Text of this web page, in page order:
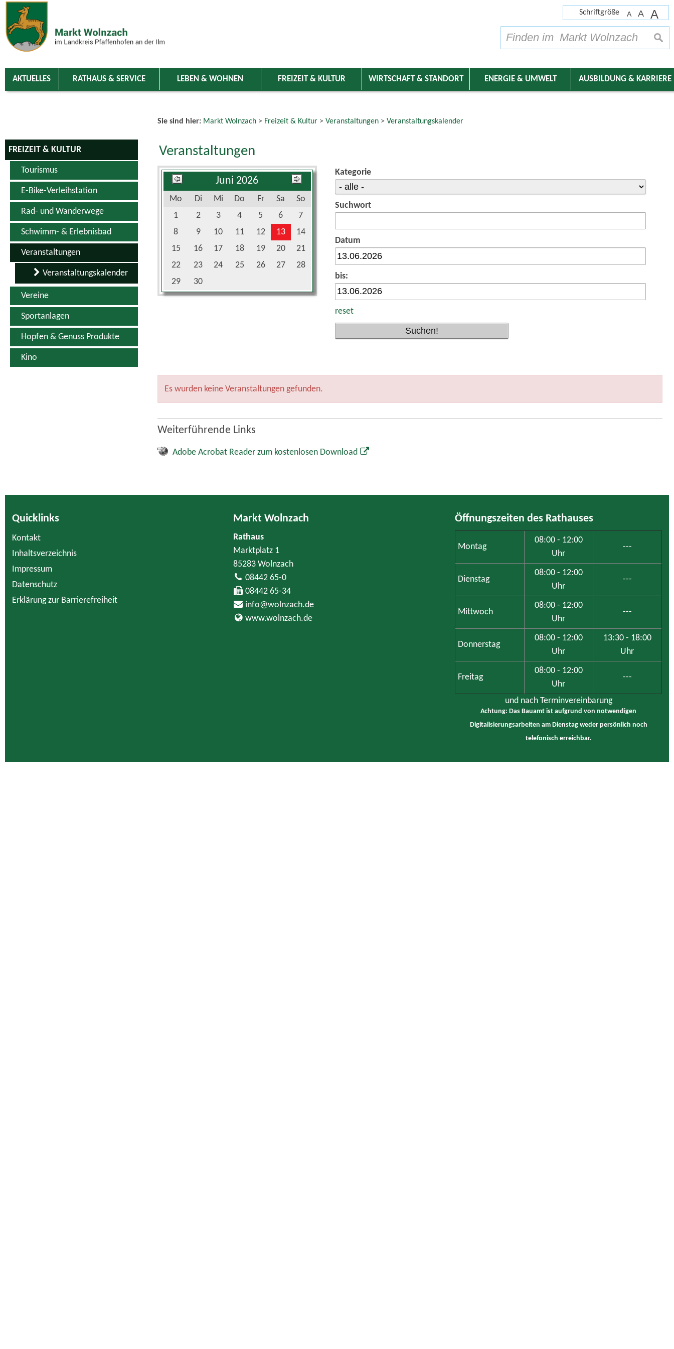
Zum Inhalt zur Navigation
Schriftgröße A A A
AKTUELLES RATHAUS & SERVICE LEBEN & WOHNEN FREIZEIT & KULTUR WIRTSCHAFT & STANDORT ENERGIE & UMWELT AUSBILDUNG & KARRIERE
FREIZEIT & KULTUR
Tourismus
E-Bike-Verleihstation
Rad- und Wanderwege
Schwimm- & Erlebnisbad
Veranstaltungen
Veranstaltungskalender
Vereine
Sportanlagen
Hopfen & Genuss Produkte
Kino
Sie sind hier: Markt Wolnzach> Freizeit & Kultur> Veranstaltungen> Veranstaltungskalender
Veranstaltungen
Juni 2026
Mo Di Mi Do Fr Sa
So
1
2 3 4 5 6
7
8
9 10 11 12 13
14
15
16 17 18 19 20
21
22
23 24 25 26 27
28
29
30
Kategorie
Suchwort
Datum
bis:
reset
Es wurden keine Veranstaltungen gefunden.
Weiterführende Links
Adobe Acrobat Reader zum kostenlosen Download
Quicklinks
Kontakt
Inhaltsverzeichnis
Impressum
Datenschutz
Erklärung zur Barrierefreiheit
Markt Wolnzach
Rathaus
Marktplatz 1
85283 Wolnzach
08442 65-0
08442 65-34
info@wolnzach.de
www.wolnzach.de
Öffnungszeiten des Rathauses
Montag
08:00 - 12:00
Uhr
---
Dienstag
08:00 - 12:00
Uhr
---
Mittwoch
08:00 - 12:00
Uhr
---
Donnerstag
08:00 - 12:00
Uhr
13:30 - 18:00
Uhr
Freitag
08:00 - 12:00
Uhr
---
und nach Terminvereinbarung
Achtung: Das Bauamt ist aufgrund von notwendigen
Digitalisierungsarbeiten am Dienstag weder persönlich noch
telefonisch erreichbar.